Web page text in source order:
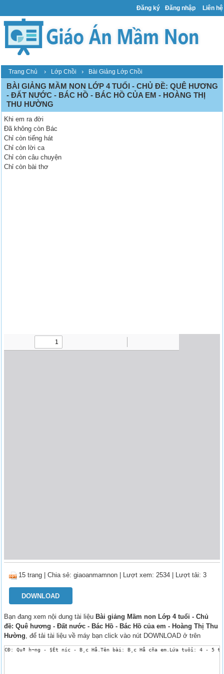
Đăng ký Đăng nhập Liên hệ
Trang Chủ › Lớp Chồi › Bài Giảng Lớp Chồi
BÀI GIẢNG MẦM NON LỚP 4 TUỔI - CHỦ ĐỀ: QUÊ HƯƠNG
- ĐẤT NƯỚC - BÁC HỒ - BÁC HỒ CỦA EM - HOÀNG THỊ
THU HƯỜNG
Khi em ra đời
Đã không còn Bác
Chỉ còn tiếng hát
Chỉ còn lời ca
Chỉ còn câu chuyện
Chỉ còn bài thơ
15 trang |Chia sẻ:giaoanmamnon | Lượt xem: 2534 | Lượt tải: 3
DOWNLOAD
Bạn đang xem nội dung tài liệu Bài giảng Mầm non Lớp 4 tuổi - Chủ
đề: Quê hương - Đất nước - Bác Hồ - Bác Hồ của em - Hoàng Thị Thu
Hường, để tải tài liệu về máy bạn click vào nút DOWNLOAD ở trên
CĐ: Quª h­¬ng - §Êt n­íc - B¸c Hå.Tên bài: B¸c Hå cña em.Lứa tuổi: 4 - 5